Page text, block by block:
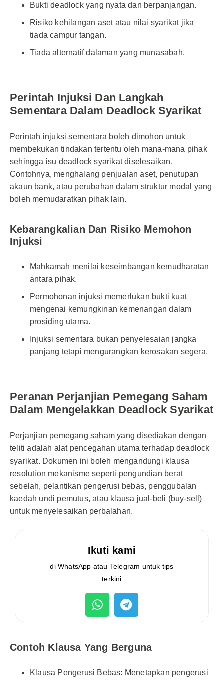
Bukti deadlock yang nyata dan berpanjangan.
Risiko kehilangan aset atau nilai syarikat jika
tiada campur tangan.
Tiada alternatif dalaman yang munasabah.
Perintah Injuksi Dan Langkah
Sementara Dalam Deadlock Syarikat
Perintah injuksi sementara boleh dimohon untuk
membekukan tindakan tertentu oleh mana-mana pihak
sehingga isu deadlock syarikat diselesaikan.
Contohnya, menghalang penjualan aset, penutupan
akaun bank, atau perubahan dalam struktur modal yang
boleh memudaratkan pihak lain.
Kebarangkalian Dan Risiko Memohon
Injuksi
Mahkamah menilai keseimbangan kemudharatan
antara pihak.
Permohonan injuksi memerlukan bukti kuat
mengenai kemungkinan kemenangan dalam
prosiding utama.
Injuksi sementara bukan penyelesaian jangka
panjang tetapi mengurangkan kerosakan segera.
Peranan Perjanjian Pemegang Saham
Dalam Mengelakkan Deadlock Syarikat
Perjanjian pemegang saham yang disediakan dengan
teliti adalah alat pencegahan utama terhadap deadlock
syarikat. Dokumen ini boleh mengandungi klausa
resolution mekanisme seperti pengundian berat
sebelah, pelantikan pengerusi bebas, penggubalan
kaedah undi pemutus, atau klausa jual-beli (buy-sell)
untuk menyelesaikan perbalahan.
Ikuti kami
di WhatsApp atau Telegram untuk tips
terkini
Contoh Klausa Yang Berguna
Klausa Pengerusi Bebas: Menetapkan pengerusi